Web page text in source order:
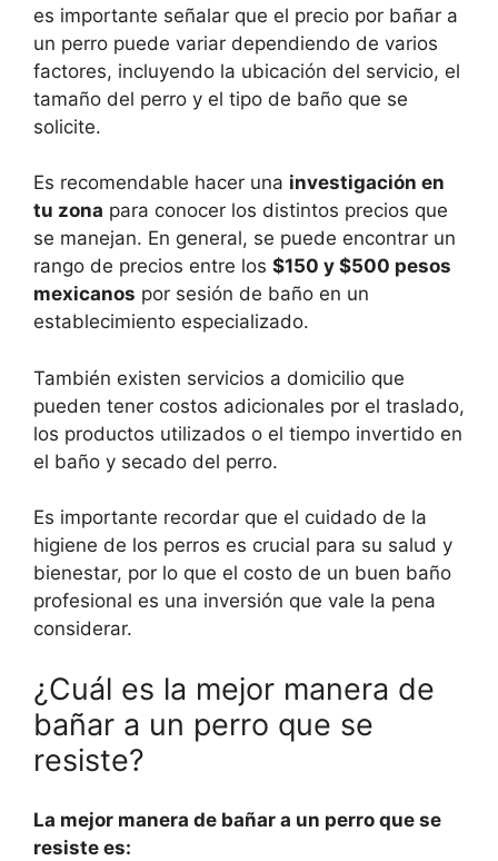
es importante señalar que el precio por bañar a
un perro puede variar dependiendo de varios
factores, incluyendo la ubicación del servicio, el
tamaño del perro y el tipo de baño que se
solicite.
Es recomendable hacer una investigación en
tu zona para conocer los distintos precios que
se manejan. En general, se puede encontrar un
rango de precios entre los $150 y $500 pesos
mexicanos por sesión de baño en un
establecimiento especializado.
También existen servicios a domicilio que
pueden tener costos adicionales por el traslado,
los productos utilizados o el tiempo invertido en
el baño y secado del perro.
Es importante recordar que el cuidado de la
higiene de los perros es crucial para su salud y
bienestar, por lo que el costo de un buen baño
profesional es una inversión que vale la pena
considerar.
¿Cuál es la mejor manera de
bañar a un perro que se
resiste?
La mejor manera de bañar a un perro que se
resiste es: